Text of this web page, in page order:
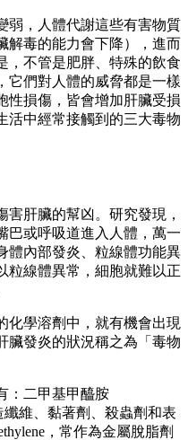
弱，人體代謝這些有害物質
解毒的能力會下降），進而
，不管是肥胖、特殊的飲食
它們對人體的威脅都是一樣
性損傷，皆會增加肝臟受損
活中經常接觸到的三大毒物
肝臟的幫凶。研究發現，
巴或呼吸道進入人體，萬一
體內部發炎、粒線體功能異
粒線體異常，細胞就難以正
化學溶劑中，就有機會出現
臟發炎的狀況稱之為「毒物
：二甲基甲醯胺
纖維、黏著劑、殺蟲劑和表
，常作為金屬脫脂劑